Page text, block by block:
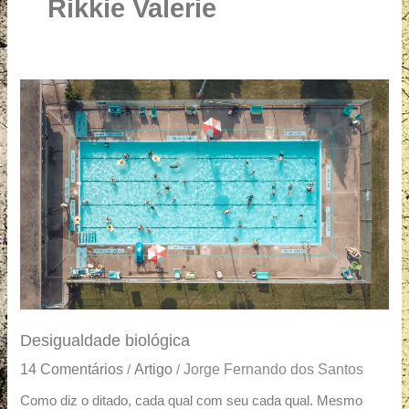
e
Rikkie Valerie
Desigualdade biológica
14 Comentários /Artigo /Jorge Fernando dos Santos
Como diz o ditado, cada qual com seu cada qual. Mesmo
Desigualdade
biológica